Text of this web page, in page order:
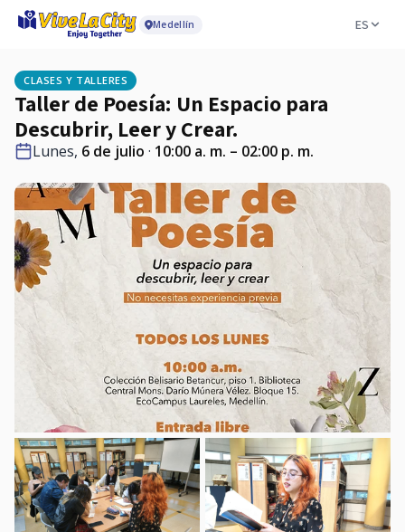
Medellín ES
CLASES Y TALLERES
Taller de Poesía: Un Espacio para
Descubrir, Leer y Crear.
Lunes, 6 de julio · 10:00 a. m. – 02:00 p. m.